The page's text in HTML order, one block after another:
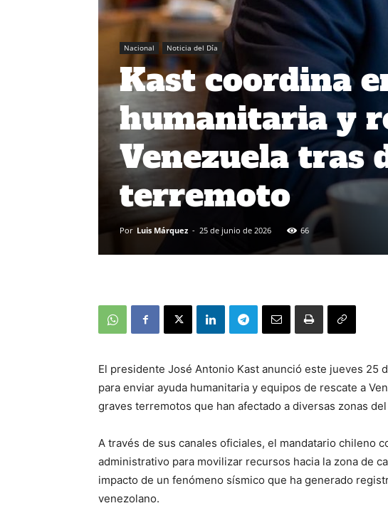
Nacional Noticia del Día
Kast coordina
humanitaria y
Venezuela tras
terremoto
Por Luis Márquez - 25 de junio de 2026 66
El presidente José Antonio Kast anunció este jueves 25
para enviar ayuda humanitaria y equipos de rescate a
graves terremotos que han afectado a diversas zonas
A través de sus canales oficiales, el mandatario chileno
administrativo para movilizar recursos hacia la zona de
impacto de un fenómeno sísmico que ha generado
venezolano.